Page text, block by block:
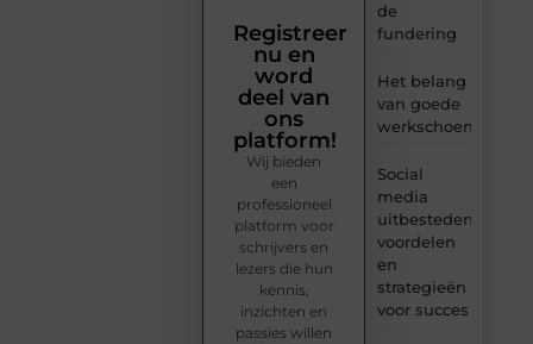
de
fundering
Het belang
van goede
werkschoenen
Social
media
uitbesteden:
voordelen
en
strategieën
voor succes
Registreer
nu en
word
deel van
ons
platform!
Wij bieden
een
professioneel
platform voor
schrijvers en
lezers die hun
kennis,
inzichten en
passies willen